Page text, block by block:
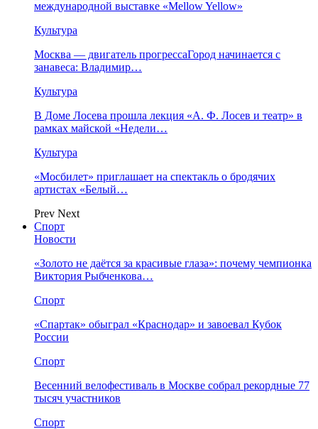
международной выставке «Mellow Yellow»
Культура
Москва — двигатель прогрессаГород начинается с
занавеса: Владимир…
Культура
В Доме Лосева прошла лекция «А. Ф. Лосев и театр» в
рамках майской «Недели…
Культура
«Мосбилет» приглашает на спектакль о бродячих
артистах «Белый…
Prev Next
Спорт
Новости
«Золото не даётся за красивые глаза»: почему чемпионка
Виктория Рыбченкова…
Спорт
«Спартак» обыграл «Краснодар» и завоевал Кубок
России
Спорт
Весенний велофестиваль в Москве собрал рекордные 77
тысяч участников
Спорт